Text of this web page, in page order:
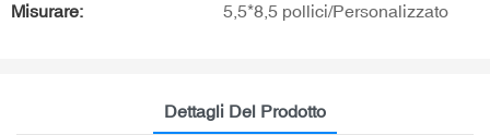
Misurare: 5,5*8,5 pollici/Personalizzato
Dettagli Del Prodotto